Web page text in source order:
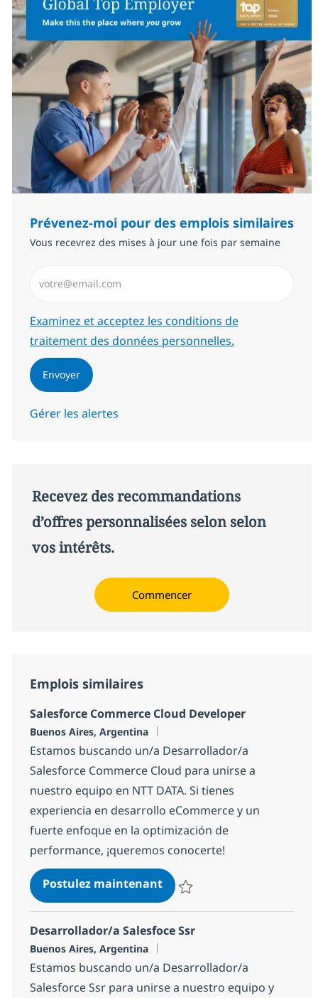
Prévenez-moi pour des emplois similaires
Vous recevrez des mises à jour une fois par semaine
Required
Examinez et acceptez les conditions de
traitement des données personnelles.
Envoyer
Gérer les alertes
Recevez des recommandations
d’offres personnalisées selon selon
vos intérêts.
Commencer
Emplois similaires
Salesforce Commerce Cloud Developer
Localisation
Buenos Aires, Argentina
Estamos buscando un/a Desarrollador/a
Salesforce Commerce Cloud para unirse a
nuestro equipo en NTT DATA. Si tienes
experiencia en desarrollo eCommerce y un
fuerte enfoque en la optimización de
performance, ¡queremos conocerte!
Postulez maintenantSalesforce Commerce
Desarrollador/a Salesfoce Ssr
Localisation
Buenos Aires, Argentina
Estamos buscando un/a Desarrollador/a
Salesforce Ssr para unirse a nuestro equipo y